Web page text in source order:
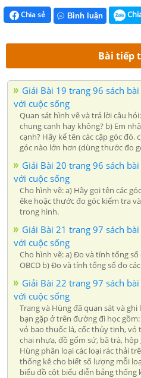
Chia sẻ Bình luận
Bài tiếp
Giải Bài 19 trang 96 sách
với cuộc sống
Quan sát hình vẽ và trả lời câu
chung cạnh hay không? b) Em
cạnh? Hãy kể tên các cặp góc đó.
góc nào lớn hơn (dùng thước đo
Giải Bài 20 trang 96 sách
với cuộc sống
Cho hình vẽ: a) Hãy gọi tên các
êke hoặc thước đo góc kiểm tra
trong hình.
Giải Bài 21 trang 97 sách
với cuộc sống
Cho hình vẽ: a) Đo và tính tổng
OBCD b) Đo và tính tổng số đo
Giải Bài 22 trang 97 sách
với cuộc sống
Trang và Hùng đã quan sát và
bạn gặp ở trên đường đi học
vỏ bao thuốc lá, cốc thủy tinh, vỏ
chai nhựa, đồ gốm sứ, bã trà, hộp
Hùng phân loại các loại rác thải
thống kê cho biết số lượng mỗi
biểu đồ cột biểu diễn bảng thống